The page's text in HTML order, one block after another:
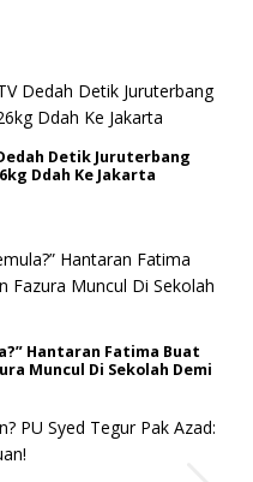
Dedah Detik Juruterbang
Ddah Ke Jakarta
Hantaran Fatima Buat
Muncul Di Sekolah Demi